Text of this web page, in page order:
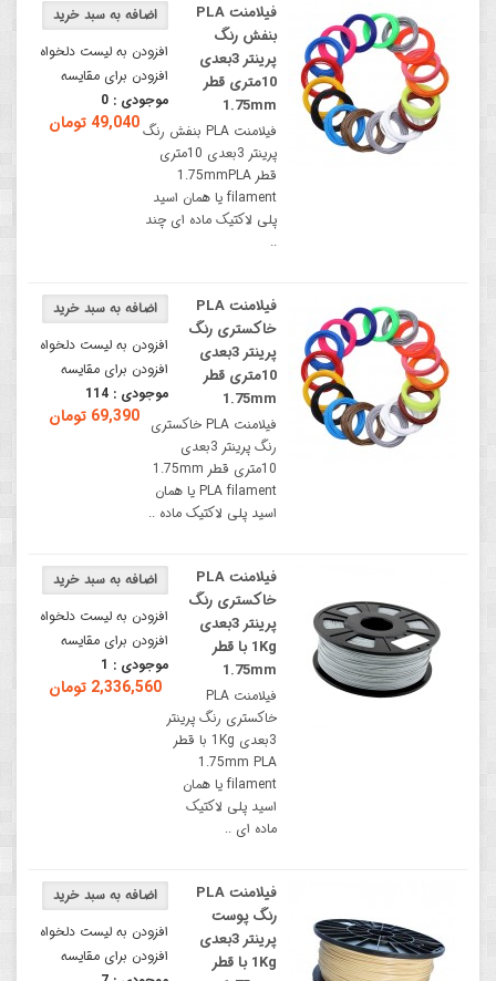
افزودن به لیست دلخواه
افزودن برای مقایسه
موجودی : 0
49,040 تومان
فیلامنت PLA
بنفش رنگ
پرینتر 3بعدی
10متری قطر
1.75mm
فیلامنت PLA بنفش رنگ
پرینتر 3بعدی 10متری
قطر 1.75mmPLA
filament یا همان اسید
پلی لاکتیک ماده ای چند
..
افزودن به لیست دلخواه
افزودن برای مقایسه
موجودی : 114
69,390 تومان
فیلامنت PLA
خاکستری رنگ
پرینتر 3بعدی
10متری قطر
1.75mm
فیلامنت PLA خاکستری
رنگ پرینتر 3بعدی
10متری قطر 1.75mm
PLA filament یا همان
اسید پلی لاکتیک ماده ..
افزودن به لیست دلخواه
افزودن برای مقایسه
موجودی : 1
2,336,560 تومان
فیلامنت PLA
خاکستری رنگ
پرینتر 3بعدی
1Kg با قطر
1.75mm
فیلامنت PLA
خاکستری رنگ پرینتر
3بعدی 1Kg با قطر
1.75mm PLA
filament یا همان
اسید پلی لاکتیک
ماده ای ..
افزودن به لیست دلخواه
افزودن برای مقایسه
فیلامنت PLA
رنگ پوست
پرینتر 3بعدی
1Kg با قطر